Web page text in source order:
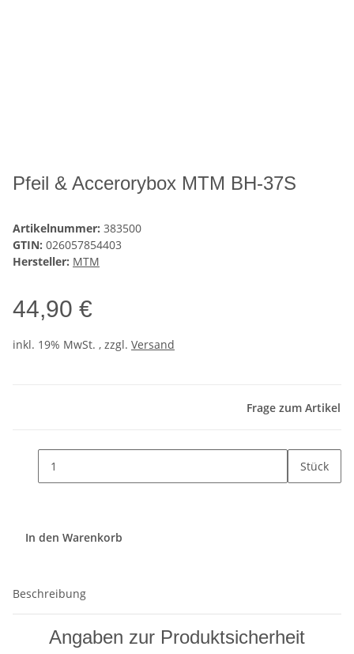
Pfeil & Accerorybox MTM BH-37S
Artikelnummer: 383500
GTIN: 026057854403
Hersteller: MTM
44,90 €
inkl. 19% MwSt. , zzgl. Versand
Frage zum Artikel
Stück
In den Warenkorb
Beschreibung
Angaben zur Produktsicherheit